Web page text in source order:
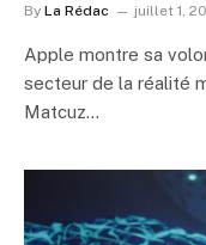
By La Rédac juillet 1,
Apple montre sa
secteur de la réalité
Matcuz…